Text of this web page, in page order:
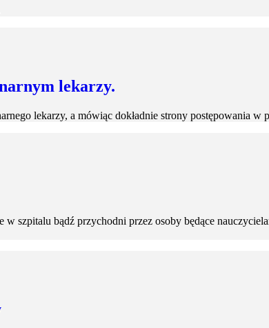
lekarzy.
lekarzy, a mówiąc dokładnie strony postępowania
w szpitalu bądź przychodni przez osoby będące